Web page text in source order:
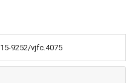
9252/vjfc.4075